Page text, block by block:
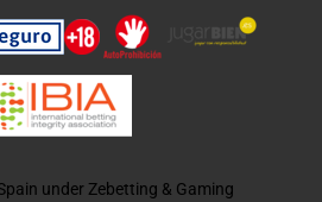
under Zebetting & Gaming